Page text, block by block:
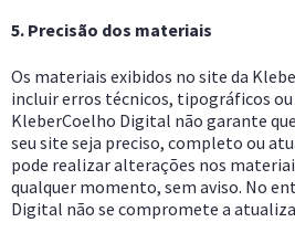
5. Precisão dos materiais
Os materiais exibidos no site da
incluir erros técnicos, tipográficos
KleberCoelho Digital não garante
seu site seja preciso, completo ou
pode realizar alterações nos
qualquer momento, sem aviso. No
Digital não se compromete a